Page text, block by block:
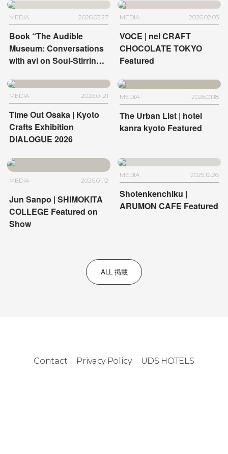
MEDIA 2026.03.27
Book “The Audible
Museum: Conversations
with avi on Soul-Stirring
ANTEROOM KYOTO and
HOTEL ANTEROOM
NAHA
MEDIA 2026.02.03
VOCE | nel CRAFT
CHOCOLATE TOKYO
Featured
MEDIA 2026.01.21
Time Out Osaka | Kyoto
Crafts Exhibition
DIALOGUE 2026
MEDIA 2026.01.18
The Urban List | hotel
kanra kyoto Featured
MEDIA 2026.01.12
Jun Sanpo | SHIMOKITA
COLLEGE Featured on
Show
MEDIA 2025.12.26
Shotenkenchiku |
ARUMON CAFE Featured
ALL 掲載
Contact Privacy Policy UDS HOTELS